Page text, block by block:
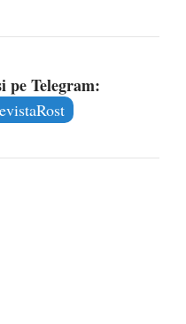
pe Telegram: